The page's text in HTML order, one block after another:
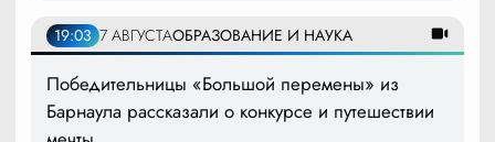
19:03 7 АВГУСТАОБРАЗОВАНИЕ И НАУКА
Победительницы «Большой перемены» из
Барнаула рассказали о конкурсе и путешествии